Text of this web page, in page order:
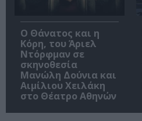
Ο Θάνατος και η
Κόρη, του Άριελ
Ντόρφμαν σε
σκηνοθεσία
Μανώλη Δούνια και
Αιμίλιου Χειλάκη
στο Θέατρο Αθηνών